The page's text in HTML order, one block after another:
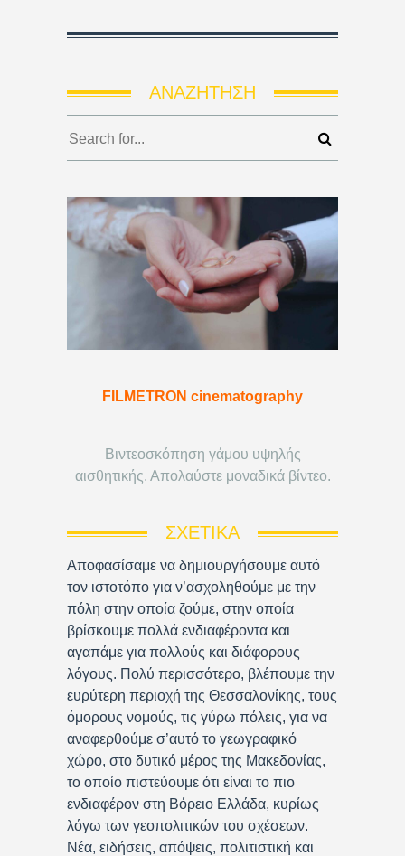
ΑΝΑΖΉΤΗΣΗ
FILMETRON cinematography
Βιντεοσκόπηση γάμου υψηλής
αισθητικής. Απολαύστε μοναδικά βίντεο.
ΣΧΕΤΙΚΆ
Αποφασίσαμε να δημιουργήσουμε αυτό
τον ιστοτόπο για ν’ασχοληθούμε με την
πόλη στην οποία ζούμε, στην οποία
βρίσκουμε πολλά ενδιαφέροντα και
αγαπάμε για πολλούς και διάφορους
λόγους. Πολύ περισσότερο, βλέπουμε την
ευρύτερη περιοχή της Θεσσαλονίκης, τους
όμορους νομούς, τις γύρω πόλεις, για να
αναφερθούμε σ’αυτό το γεωγραφικό
χώρο, στο δυτικό μέρος της Μακεδονίας,
το οποίο πιστεύουμε ότι είναι το πιο
ενδιαφέρον στη Βόρειο Ελλάδα, κυρίως
λόγω των γεοπολιτικών του σχέσεων.
Νέα, ειδήσεις, απόψεις, πολιτιστική και